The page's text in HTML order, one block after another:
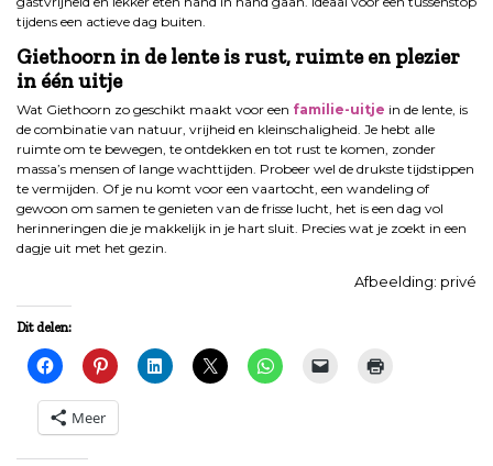
tijdens een actieve dag buiten.
Giethoorn in de lente is rust, ruimte en plezier
in één uitje
Wat Giethoorn zo geschikt maakt voor een familie-uitje in de lente, is
de combinatie van natuur, vrijheid en kleinschaligheid. Je hebt alle
ruimte om te bewegen, te ontdekken en tot rust te komen, zonder
massa’s mensen of lange wachttijden. Probeer wel de drukste tijdstippen
te vermijden. Of je nu komt voor een vaartocht, een wandeling of
gewoon om samen te genieten van de frisse lucht, het is een dag vol
herinneringen die je makkelijk in je hart sluit. Precies wat je zoekt in een
dagje uit met het gezin.
Afbeelding: privé
Dit delen:
Meer